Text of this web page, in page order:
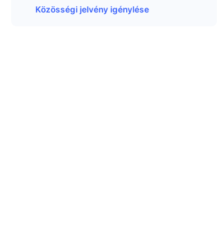
Közösségi jelvény igénylése